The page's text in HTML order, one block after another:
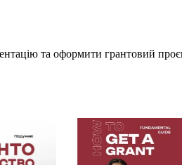
та оформити грантовий